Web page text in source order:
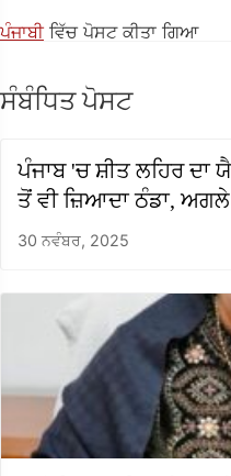
ਪੰਜਾਬੀਵਿੱਚ ਪੋਸਟ ਕੀਤਾ ਗਿਆ
ਸੰਬੰਧਿਤ ਪੋਸਟ
ਪੰਜਾਬ 'ਚ ਸ਼ੀਤ ਲਹਿਰ
ਤੋਂ ਵੀ ਜ਼ਿਆਦਾ ਠੰਡਾ,
30 ਨਵੰਬਰ, 2025